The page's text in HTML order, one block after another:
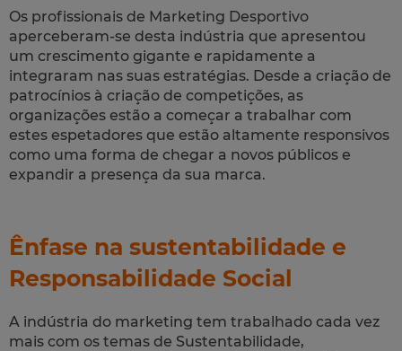
Os profissionais de Marketing Desportivo
aperceberam-se desta indústria que apresentou
um crescimento gigante e rapidamente a
integraram nas suas estratégias. Desde a criação de
patrocínios à criação de competições, as
organizações estão a começar a trabalhar com
estes espetadores que estão altamente responsivos
como uma forma de chegar a novos públicos e
expandir a presença da sua marca.
Ênfase na sustentabilidade e
Responsabilidade Social
A indústria do marketing tem trabalhado cada vez
mais com os temas de Sustentabilidade,